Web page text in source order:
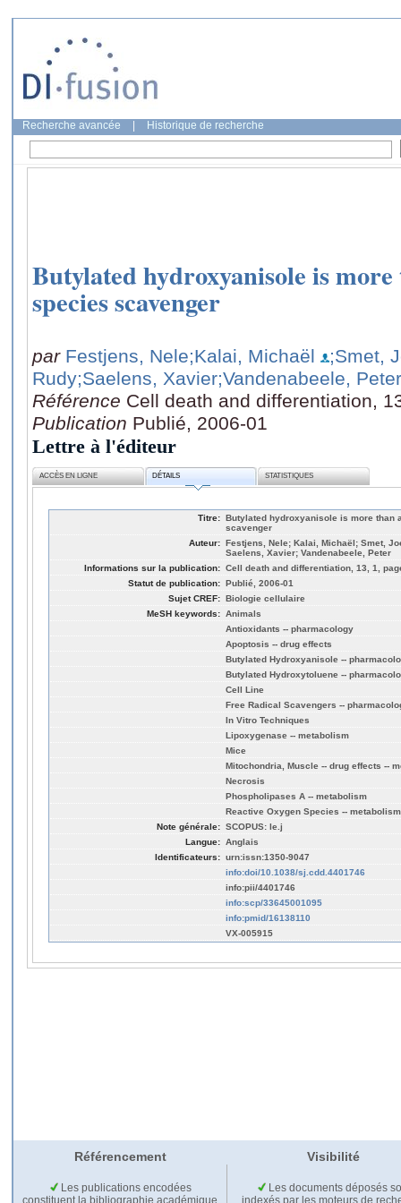
Recherche avancée Historique de recherche
Butylated hydroxyanisole is
species scavenger
par Festjens, Nele;Kalai, Michaël
;Smet,
Rudy;Saelens, Xavier;Vandenabeele, Peter
Référence Cell death and differentiation,
Publication Publié, 2006-01
Lettre à l'éditeur
ACCÈS EN LIGNE DÉTAILS STATISTIQUES
Titre: Butylated hydroxyanisole is more than
scavenger
Auteur: Festjens, Nele; Kalai, Michaël; Smet,
Saelens, Xavier; Vandenabeele, Peter
Informations sur la publication: Cell death and differentiation, 13, 1,
Statut de publication: Publié, 2006-01
Sujet CREF: Biologie cellulaire
MeSH keywords: Animals
Antioxidants -- pharmacology
Apoptosis -- drug effects
Butylated Hydroxyanisole --
Butylated Hydroxytoluene --
Cell Line
Free Radical Scavengers --
In Vitro Techniques
Lipoxygenase -- metabolism
Mice
Mitochondria, Muscle -- drug effects --
Necrosis
Phospholipases A -- metabolism
Reactive Oxygen Species -- metabolism
Note générale: SCOPUS: le.j
Langue: Anglais
Identificateurs: urn:issn:1350-9047
info:doi/10.1038/sj.cdd.4401746
info:pii/4401746
info:scp/33645001095
info:pmid/16138110
VX-005915
Référencement Visibilité
Les publications encodées
Les documents déposés